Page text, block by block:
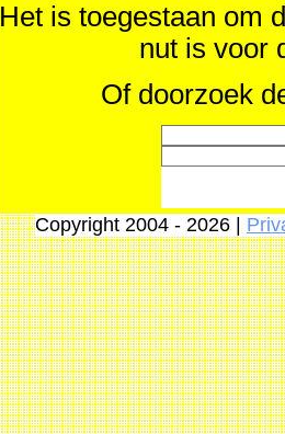
Het is toegestaan om
nut is voor
Of doorzoek
Copyright 2004 - 2026 |